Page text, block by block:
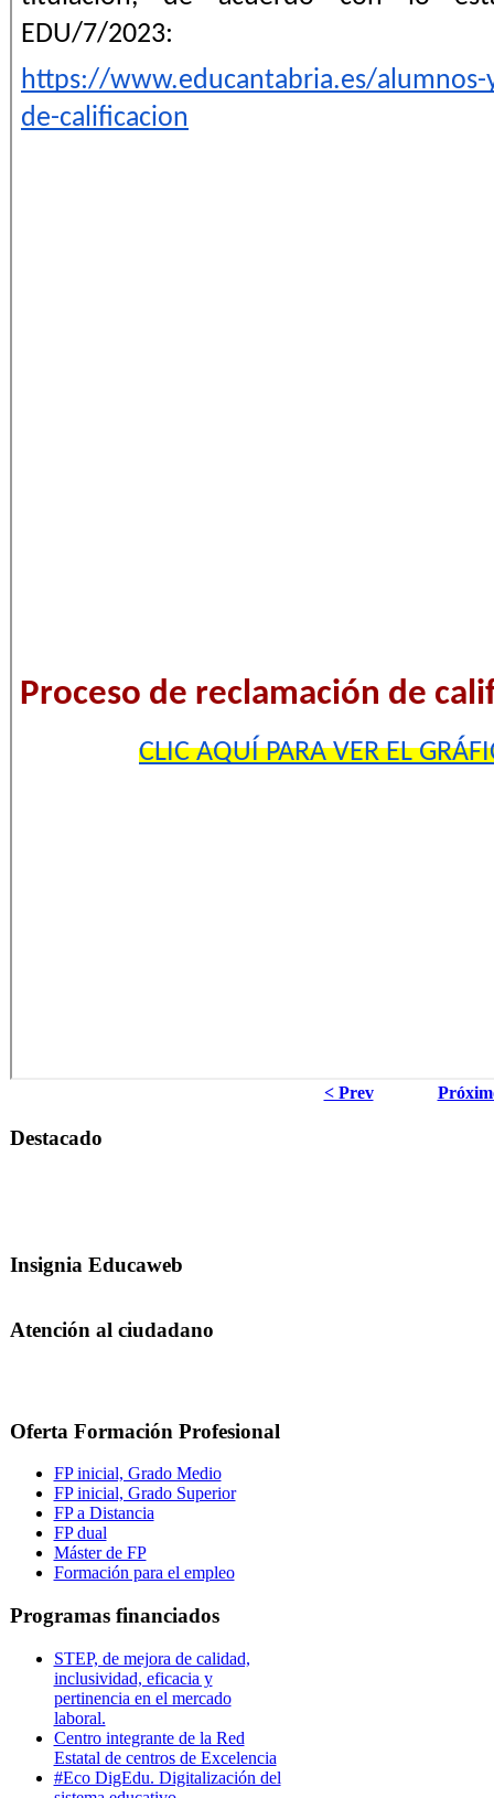
< Prev
Destacado
Insignia Educaweb
Atención al ciudadano
Oferta Formación Profesional
FP inicial, Grado Medio
FP inicial, Grado Superior
FP a Distancia
FP dual
Máster de FP
Formación para el empleo
Programas financiados
STEP, de mejora de calidad,
inclusividad, eficacia y
pertinencia en el mercado
laboral.
Centro integrante de la Red
Estatal de centros de Excelencia
#Eco DigEdu. Digitalización del